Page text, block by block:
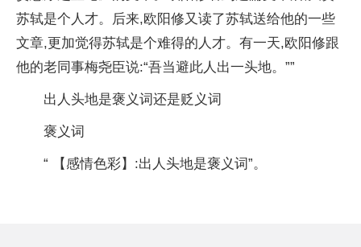
苏轼是个人才。后来,欧阳修又读了苏轼送给他的一些
文章,更加觉得苏轼是个难得的人才。有一天,欧阳修跟
他的老同事梅尧臣说:“吾当避此人出一头地。””
出人头地是褒义词还是贬义词
褒义词
“ 【感情色彩】:出人头地是褒义词”。